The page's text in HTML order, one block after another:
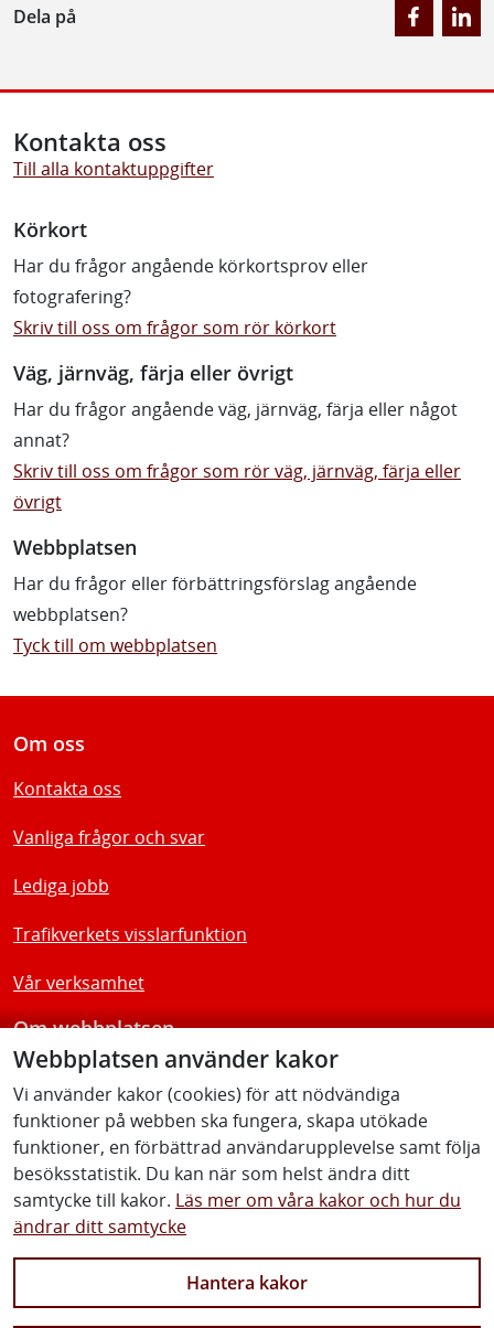
Dela på
Webbplatsen använder kakor
Vi använder kakor (cookies) för att nödvändiga
funktioner på webben ska fungera, skapa utökade
funktioner, en förbättrad användarupplevelse samt följa
besöksstatistik. Du kan när som helst ändra ditt
samtycke till kakor. Läs mer om våra kakor och hur du
ändrar ditt samtycke
Hantera kakor
Kontakta oss
Till alla kontaktuppgifter
Körkort
Har du frågor angående körkortsprov eller
fotografering?
Skriv till oss om frågor som rör körkort
Väg, järnväg, färja eller övrigt
Har du frågor angående väg, järnväg, färja eller något
annat?
Skriv till oss om frågor som rör väg, järnväg, färja eller
övrigt
Webbplatsen
Har du frågor eller förbättringsförslag angående
webbplatsen?
Tyck till om webbplatsen
Om oss
Kontakta oss
Vanliga frågor och svar
Lediga jobb
Trafikverkets visslarfunktion
Vår verksamhet
Om webbplatsen
Tillgänglighetsredogörelse
Följ oss
Facebook Youtube